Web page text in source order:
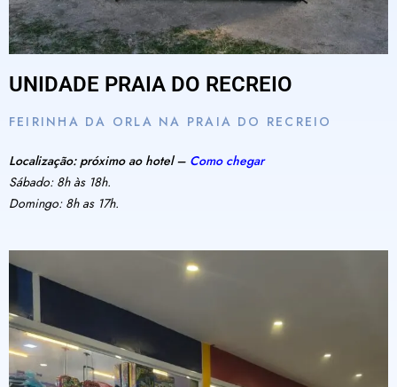
UNIDADE PRAIA DO RECREIO
FEIRINHA DA ORLA NA PRAIA DO RECREIO
Localização: próximo ao hotel – Como chegar
Sábado: 8h às 18h.
Domingo: 8h as 17h.